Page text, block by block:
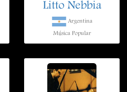
Litto Nebbia
Argentina
Música Popular